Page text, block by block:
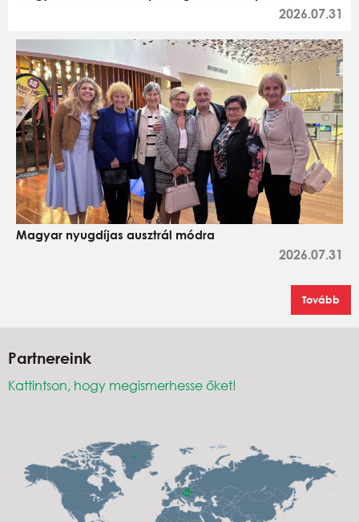
2026.07.31
Magyar nyugdíjas ausztrál módra
2026.07.31
Tovább
Partnereink
Kattintson, hogy megismerhesse őket!